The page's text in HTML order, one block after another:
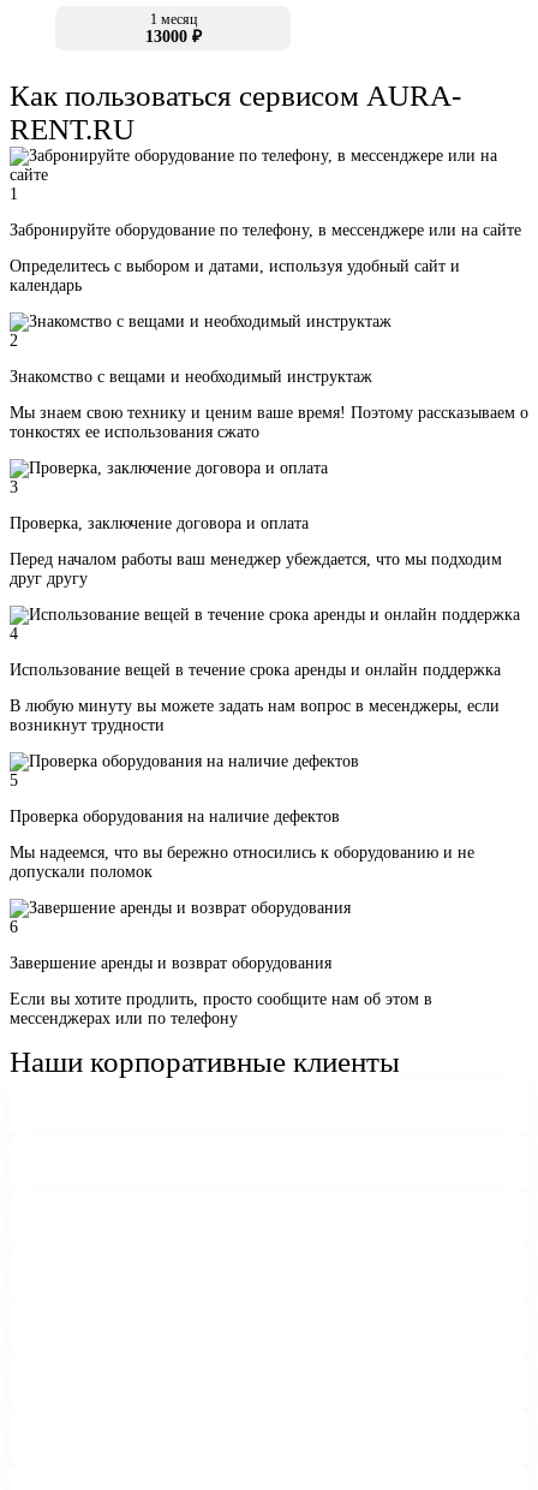
1 месяц
13000 ₽
Как пользоваться сервисом AURA-
RENT.RU
1
Забронируйте оборудование по телефону, в мессенджере или на сайте
Определитесь с выбором и датами, используя удобный сайт и
календарь
2
Знакомство с вещами и необходимый инструктаж
Мы знаем свою технику и ценим ваше время! Поэтому рассказываем о
тонкостях ее использования сжато
3
Проверка, заключение договора и оплата
Перед началом работы ваш менеджер убеждается, что мы подходим
друг другу
4
Использование вещей в течение срока аренды и онлайн поддержка
В любую минуту вы можете задать нам вопрос в месенджеры, если
возникнут трудности
5
Проверка оборудования на наличие дефектов
Мы надеемся, что вы бережно относились к оборудованию и не
допускали поломок
6
Завершение аренды и возврат оборудования
Если вы хотите продлить, просто сообщите нам об этом в
мессенджерах или по телефону
Наши корпоративные клиенты